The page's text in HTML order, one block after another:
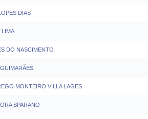
DIAS
LIMA
DO NASCIMENTO
MONTEIRO VILLA LAGES
SPARANO